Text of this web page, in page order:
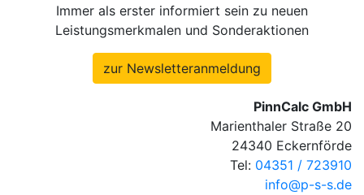
Immer als erster informiert sein zu neuen
Leistungsmerkmalen und Sonderaktionen
zur Newsletteranmeldung
PinnCalc GmbH
Marienthaler Straße 20
24340 Eckernförde
Tel: 04351 / 723910
info@p-s-s.de